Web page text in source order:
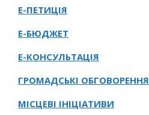
Е-ПЕТИЦІЯ
Е-БЮДЖЕТ
Е-КОНСУЛЬТАЦІЯ
ГРОМАДСЬКІ ОБГОВОРЕННЯ
МІСЦЕВІ ІНІЦІАТИВИ